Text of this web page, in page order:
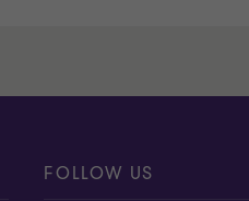
FOLLOW US